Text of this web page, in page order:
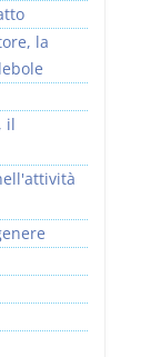
la
il